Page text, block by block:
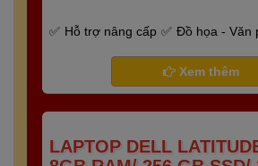
Hỗ trợ nâng cấp
Đồ họa - Văn
Xem thêm
LAPTOP DELL